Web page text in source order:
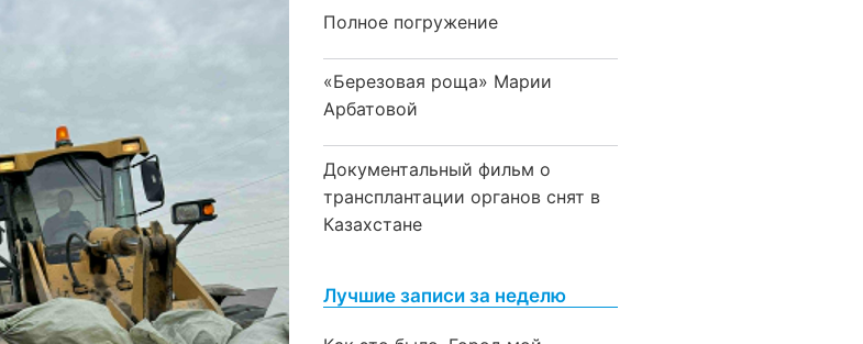
Полное погружение
«Березовая роща» Марии
Арбатовой
Документальный фильм о
трансплантации органов снят в
Казахстане
Лучшие записи за неделю